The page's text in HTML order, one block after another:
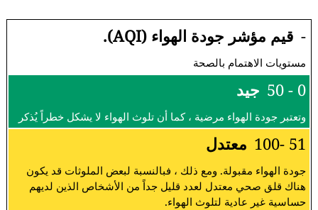
- قيم مؤشر جودة الهواء (AQI).
مستويات الاهتمام بالصحة
0 - 50 جيد
وتعتبر جودة الهواء مرضية ، كما أن تلوث الهواء لا يشكل خطراً يُذكر
51 -100 معتدل
جودة الهواء مقبولة. ومع ذلك ، فبالنسبة لبعض الملوثات قد يكون
هناك قلق صحي معتدل لعدد قليل جداً من الأشخاص الذين لديهم
حساسية غير عادية لتلوث الهواء.